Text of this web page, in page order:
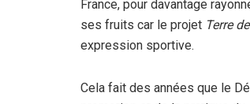
France, pour davantage
ses fruits car le projet Terre
expression sportive.
Cela fait des années que le